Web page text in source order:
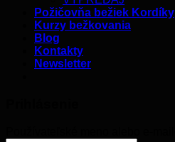
Požičovňa bežiek Kordíky
Kurzy bežkovania
Blog
Kontakty
Newsletter